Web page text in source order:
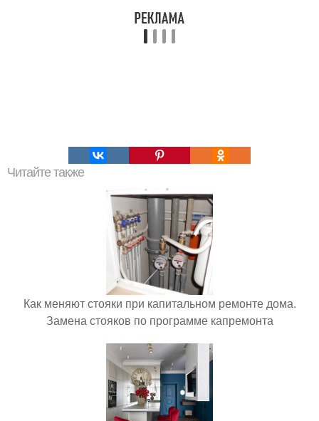
Читайте также
Как меняют стояки при капитальном ремонте дома.
Замена стояков по программе капремонта